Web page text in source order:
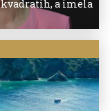
kvadratih, a imela